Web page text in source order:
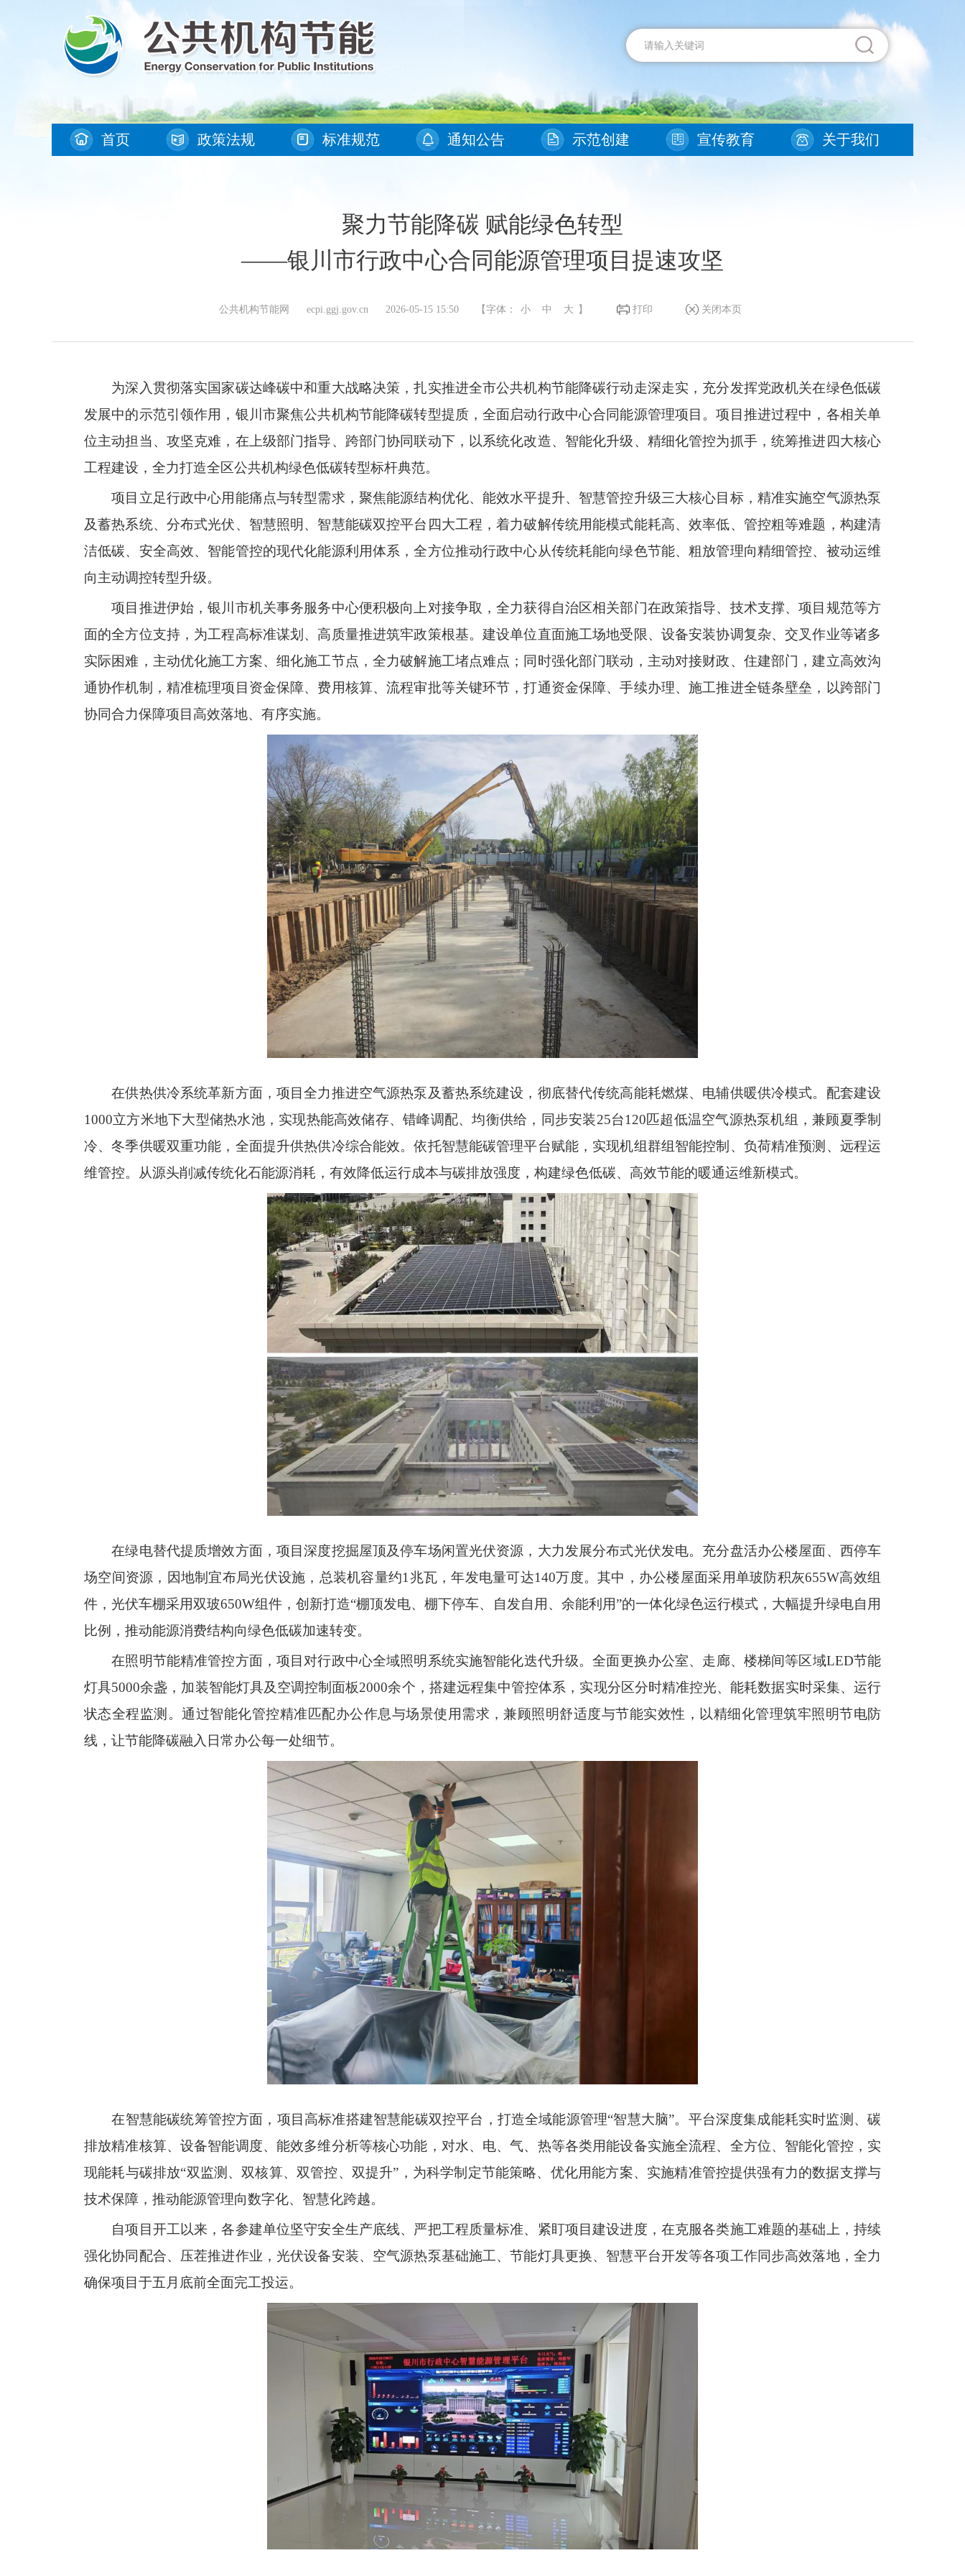
首页 政策法规 标准规范 通知公告 示范创建 宣传教育 关于我们
聚力节能降碳 赋能绿色转型
——银川市行政中心合同能源管理项目提速攻坚
公共机构节能网 ecpi.ggj.gov.cn 2026-05-15 15:50 【字体： 小 中 大 】 打印 关闭本页
为深入贯彻落实国家碳达峰碳中和重大战略决策，扎实推进全市公共机构节能降碳行动走深走实，充分发挥党政机关在绿色低碳
发展中的示范引领作用，银川市聚焦公共机构节能降碳转型提质，全面启动行政中心合同能源管理项目。项目推进过程中，各相关单
位主动担当、攻坚克难，在上级部门指导、跨部门协同联动下，以系统化改造、智能化升级、精细化管控为抓手，统筹推进四大核心
工程建设，全力打造全区公共机构绿色低碳转型标杆典范。
项目立足行政中心用能痛点与转型需求，聚焦能源结构优化、能效水平提升、智慧管控升级三大核心目标，精准实施空气源热泵
及蓄热系统、分布式光伏、智慧照明、智慧能碳双控平台四大工程，着力破解传统用能模式能耗高、效率低、管控粗等难题，构建清
洁低碳、安全高效、智能管控的现代化能源利用体系，全方位推动行政中心从传统耗能向绿色节能、粗放管理向精细管控、被动运维
向主动调控转型升级。
项目推进伊始，银川市机关事务服务中心便积极向上对接争取，全力获得自治区相关部门在政策指导、技术支撑、项目规范等方
面的全方位支持，为工程高标准谋划、高质量推进筑牢政策根基。建设单位直面施工场地受限、设备安装协调复杂、交叉作业等诸多
实际困难，主动优化施工方案、细化施工节点，全力破解施工堵点难点；同时强化部门联动，主动对接财政、住建部门，建立高效沟
通协作机制，精准梳理项目资金保障、费用核算、流程审批等关键环节，打通资金保障、手续办理、施工推进全链条壁垒，以跨部门
协同合力保障项目高效落地、有序实施。
在供热供冷系统革新方面，项目全力推进空气源热泵及蓄热系统建设，彻底替代传统高能耗燃煤、电辅供暖供冷模式。配套建设
1000立方米地下大型储热水池，实现热能高效储存、错峰调配、均衡供给，同步安装25台120匹超低温空气源热泵机组，兼顾夏季制
冷、冬季供暖双重功能，全面提升供热供冷综合能效。依托智慧能碳管理平台赋能，实现机组群组智能控制、负荷精准预测、远程运
维管控。 从源头削减传统化石能源消耗，有效降低运行成本与碳排放强度，构建绿色低碳、高效节能的暖通运维新模式。
在绿电替代提质增效方面，项目深度挖掘屋顶及停车场闲置光伏资源，大力发展分布式光伏发电。充分盘活办公楼屋面、西停车
场空间资源，因地制宜布局光伏设施，总装机容量约1兆瓦，年发电量可达140万度。其中，办公楼屋面采用单玻防积灰655W高效组
件，光伏车棚采用双玻650W组件，创新打造“棚顶发电、棚下停车、自发自用、余能利用”的一体化绿色运行模式，大幅提升绿电自用
比例，推动能源消费结构向绿色低碳加速转变。
在照明节能精准管控方面，项目对行政中心全域照明系统实施智能化迭代升级。全面更换办公室、走廊、楼梯间等区域LED节能
灯具5000余盏，加装智能灯具及空调控制面板2000余个，搭建远程集中管控体系，实现分区分时精准控光、能耗数据实时采集、运行
状态全程监测。通过智能化管控精准匹配办公作息与场景使用需求，兼顾照明舒适度与节能实效性，以精细化管理筑牢照明节电防
线，让节能降碳融入日常办公每一处细节。
在智慧能碳统筹管控方面，项目高标准搭建智慧能碳双控平台，打造全域能源管理“智慧大脑”。平台深度集成能耗实时监测、碳
排放精准核算、设备智能调度、能效多维分析等核心功能，对水、电、气、热等各类用能设备实施全流程、全方位、智能化管控，实
现能耗与碳排放“双监测、双核算、双管控、双提升”，为科学制定节能策略、优化用能方案、实施精准管控提供强有力的数据支撑与
技术保障，推动能源管理向数字化、智慧化跨越。
自项目开工以来，各参建单位坚守安全生产底线、严把工程质量标准、紧盯项目建设进度，在克服各类施工难题的基础上，持续
强化协同配合、压茬推进作业，光伏设备安装、空气源热泵基础施工、节能灯具更换、智慧平台开发等各项工作同步高效落地，全力
确保项目于五月底前全面完工投运。